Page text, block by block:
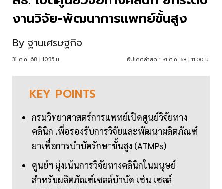
งานวิจัย-พัฒนาการแพทย์ขั้นสูง
By ฐานเศรษฐกิจ
31 ต.ค. 68 | 10:35 น. อัปเดตล่าสุด : 31 ต.ค. 68 | 11:00 น.
KEY POINTS
กรมวิทยาศาสตร์การแพทย์เปิดศูนย์วิจัยทาง
คลินิก เพื่อรองรับการวิจัยและพัฒนาผลิตภัณฑ์
ยาเพื่อการบำบัดรักษาขั้นสูง (ATMPs)
ศูนย์ฯ มุ่งเน้นการวิจัยทางคลินิกในมนุษย์
สำหรับผลิตภัณฑ์เซลล์บำบัด เช่น เซลล์